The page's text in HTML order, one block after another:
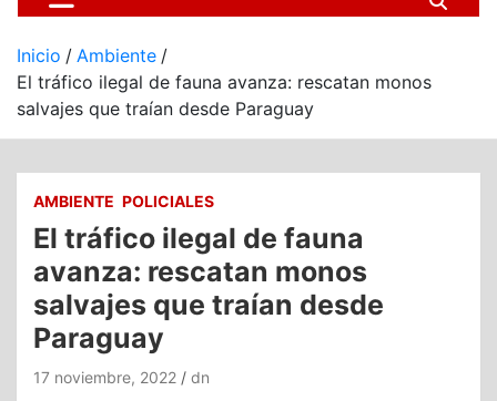
Inicio
Ambiente
El tráfico ilegal de fauna avanza: rescatan monos
salvajes que traían desde Paraguay
AMBIENTE POLICIALES
El tráfico ilegal de fauna
avanza: rescatan monos
salvajes que traían desde
Paraguay
17 noviembre, 2022 dn